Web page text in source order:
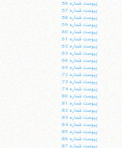
پيوست شماره 56:
پيوست شماره 57:
پيوست شماره 58:
پيوست شماره 59:
پيوست شماره 60:
پيوست شماره 61:
پيوست شماره 62:
پيوست شماره 63:
پيوست شماره 66:
پيوست شماره 69:
پيوست شماره 72:
پيوست شماره 73:
پيوست شماره 74:
پيوست شماره 80:
پيوست شماره 81:
پيوست شماره 82:
پيوست شماره 83:
پيوست شماره 84:
پيوست شماره 85:
پيوست شماره 86:
پيوست شماره 87: